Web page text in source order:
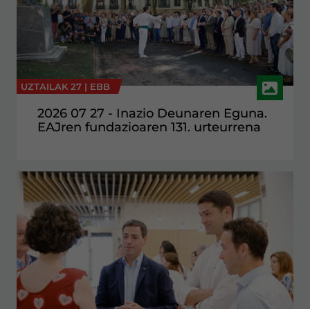
UZTAILAK 27 | EBB
2026 07 27 - Inazio Deunaren Eguna.
EAJren fundazioaren 131. urteurrena